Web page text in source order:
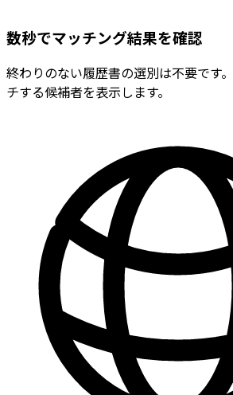
数秒でマッチング結果を確認
終わりのない履歴書の選別は不要です
チする候補者を表示します。